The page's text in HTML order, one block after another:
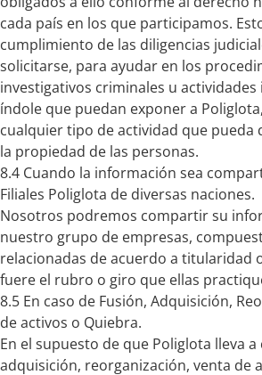
cada país en los que participamos.
cumplimiento de las diligencias
solicitarse, para ayudar en los
investigativos criminales u
índole que puedan exponer a
cualquier tipo de actividad que pueda
la propiedad de las personas.
8.4 Cuando la información sea
Filiales Poliglota de diversas naciones.
Nosotros podremos compartir su
nuestro grupo de empresas,
relacionadas de acuerdo a titularidad
fuere el rubro o giro que ellas
8.5 En caso de Fusión, Adquisición,
de activos o Quiebra.
En el supuesto de que Poliglota lleva
adquisición, reorganización, venta de